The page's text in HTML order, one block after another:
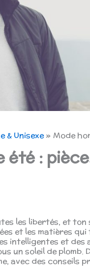
& Unisexe Mode
été :
les libertés, et
et les matières
intelligentes et
un soleil de
avec des